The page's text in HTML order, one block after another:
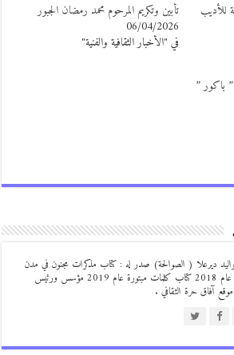
تأبين وتكريم المرحوم محمد رمضان الجبور
06/04/2026
في "الأخبار الثقافية والفنية"
”
ديرعلا ( الصوالحة) صدر له : كتاب مذكرات مجنون في مدن
مجنونة عام 2018 كتاب كلمات مبتورة عام 2019 مؤسس ورئيس
آفاق حرة الثقافي .